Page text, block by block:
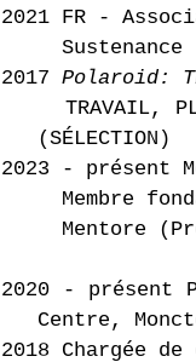
2021 FR -
Sustenance -
2017 Polaroid:
TRAVAIL,
(SÉLECTION)
2023 - présent
Membre
Mentore
2020 -
Centre,
2018 Chargée